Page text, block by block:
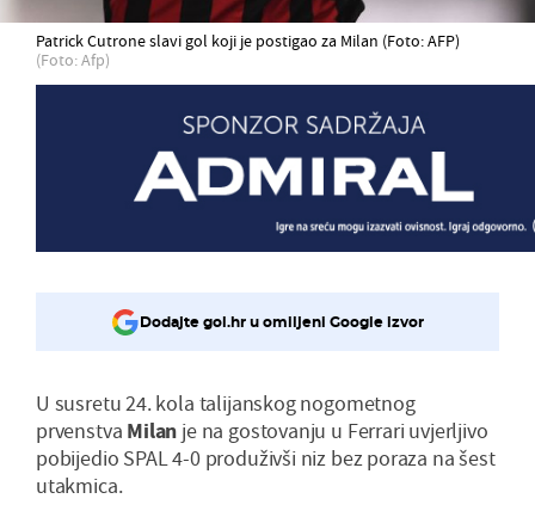
Patrick Cutrone slavi gol koji je postigao za Milan (Foto: AFP)
(Foto: Afp)
Dodajte gol.hr u omiljeni Google izvor
U susretu 24. kola talijanskog nogometnog
prvenstva Milan je na gostovanju u Ferrari uvjerljivo
pobijedio SPAL 4-0 produživši niz bez poraza na šest
utakmica.